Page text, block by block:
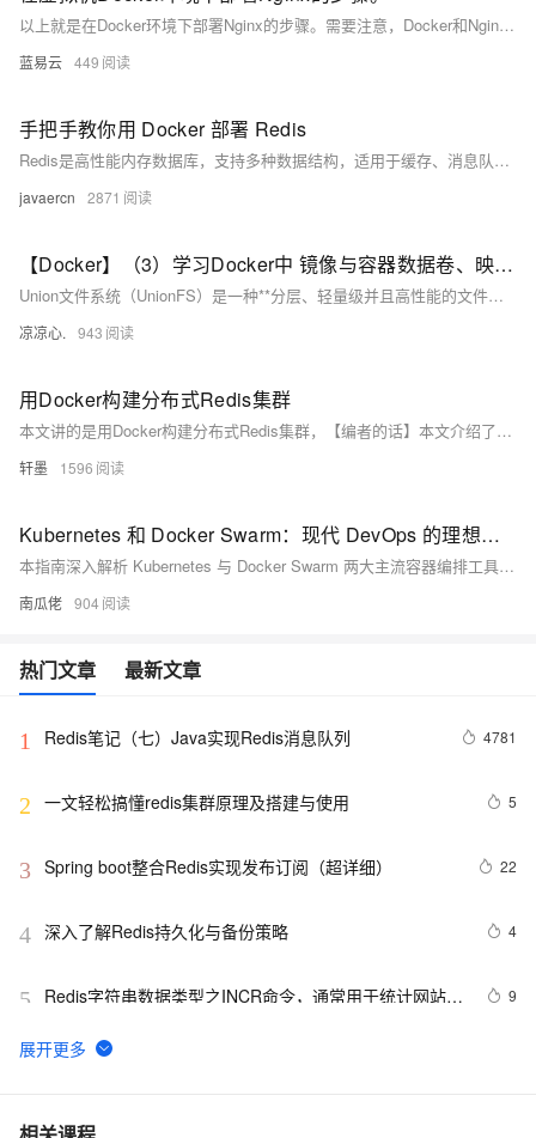
以上就是在Docker环境下部署Nginx的步骤。需要注意，Docker和Nginix都有很多高级用法和细节需要掌握，以上只是一个基础入门级别的教程。如果你想要更深入地学习和使用它们，请参考官方文档或者其他专业书籍。
蓝易云 449
手把手教你用 Docker 部署 Redis
Redis是高性能内存数据库，支持多种数据结构，适用于缓存、消息队列等场景。本文介绍如何通过Docker快速拉取轩辕镜像并部署Redis，涵盖快速启动、持久化存储及docker-compose配置，助力开发者高效搭建稳定服务。
javaercn 2871
【Docker】（3）学习Docker中 镜像与容器数据卷、映射关系！手把手带你安装 MySql主从同步 和 Redis三主三从集群！并且进行主从切换与扩容操作，还有分析 哈希分区 等知识点！
Union文件系统（UnionFS）是一种**分层、轻量级并且高性能的文件系统**，它支持对文件系统的修改作为一次提交来一层层的叠加，同时可以将不同目录挂载到同一个虚拟文件系统下(unite several directories into a single virtual filesystem) Union 文件系统是 Docker 镜像的基础。 镜像可以通过分层来进行继承，基于基础镜像（没有父镜像），可以制作各种具体的应用镜像。
凉凉心. 943
用Docker构建分布式Redis集群
本文讲的是用Docker构建分布式Redis集群，【编者的话】本文介绍了如何使用Docker搭建Redis集群，很多读者都在问Docker能带来哪些实质性的好处，我想本文就是一个很好的例子。不使用Docker你也可以搭建Redis集群，那使用Docker后会有怎么样的优势了？我想可以用两个词总结：快速和复用。
轩墨 1596
Kubernetes 和 Docker Swarm：现代 DevOps 的理想容器编排工具
本指南深入解析 Kubernetes 与 Docker Swarm 两大主流容器编排工具，涵盖安装、架构、网络、监控等核心维度，助您根据团队能力与业务需求精准选型，把握云原生时代的技术主动权。
南瓜佬 904
热门文章 最新文章
1 Redis笔记（七）Java实现Redis消息队列 4781
2 一文轻松搞懂redis集群原理及搭建与使用 5
3 Spring boot整合Redis实现发布订阅（超详细） 22
4 深入了解Redis持久化与备份策略 4
5
Redis字符串数据类型之INCR命令，通常用于统计网站访
9
6 Redis高并发场景下秒杀超卖解决
7 Redis哨兵集群工作原理及架构部署（八）